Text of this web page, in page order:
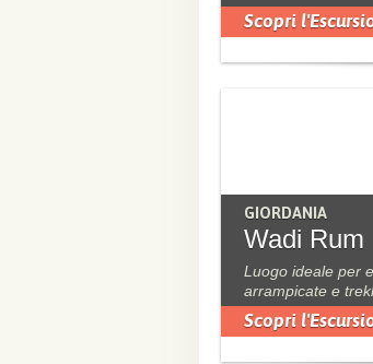
Scopri
GIORDANIA
Wadi Rum
Luogo ideale per
arrampicate e
Scopri